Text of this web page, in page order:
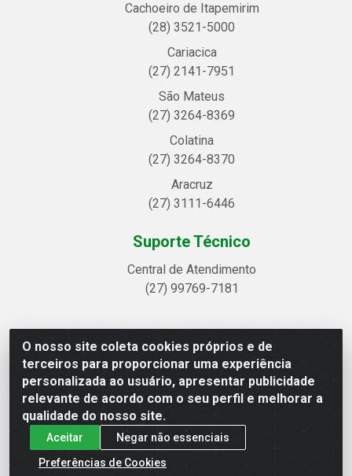
O nosso site coleta cookies próprios e de
terceiros para proporcionar uma experiência
personalizada ao usuário, apresentar publicidade
relevante de acordo com o seu perfil e melhorar a
qualidade do nosso site.
Aceitar
Negar não essenciais
Preferências de Cookies
Cachoeiro de Itapemirim
(28) 3521-5000
Cariacica
(27) 2141-7951
São Mateus
(27) 3264-8369
Colatina
(27) 3264-8370
Aracruz
(27) 3111-6446
Suporte Técnico
Central de Atendimento
(27) 99769-7181
Linhavix Distribuidora LTDA - Avenida Alegre, 2521 -
Quadra314 Lote 05 e 07 - Shell, Linhares/ES - CEP 29.901-605
- CNPJ 20.857.514/0001-75